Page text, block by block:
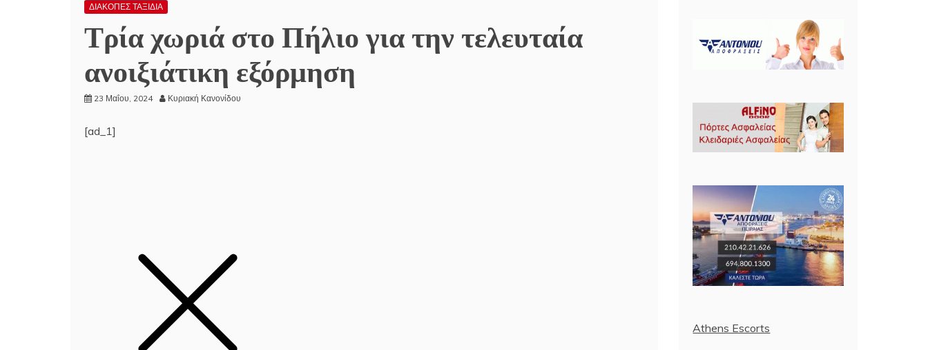
ΔΙΑΚΟΠΕΣ ΤΑΞΙΔΙΑ
Τρία χωριά στο Πήλιο για την τελευταία
ανοιξιάτικη εξόρμηση
23 Μαΐου, 2024 Κυριακή Κανονίδου
[ad_1]
Athens Escorts